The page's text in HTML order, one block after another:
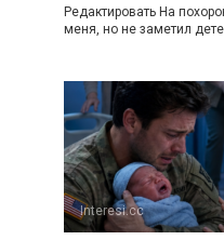
Редактировать На
меня, но не заметил
Interesi.cc